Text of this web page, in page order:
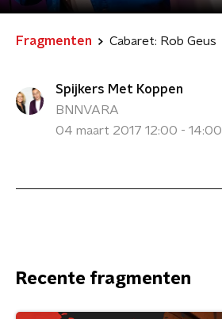
Fragmenten Cabaret: Rob Geus
Spijkers Met Koppen
BNNVARA
04 maart 2017 12:00 - 14:00
Recente fragmenten